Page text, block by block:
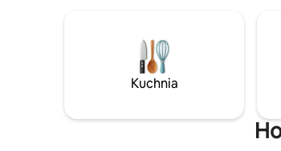
Kuchnia